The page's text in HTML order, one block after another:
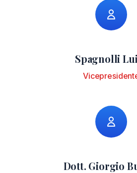
Spagnolli
Dott. Giorgio